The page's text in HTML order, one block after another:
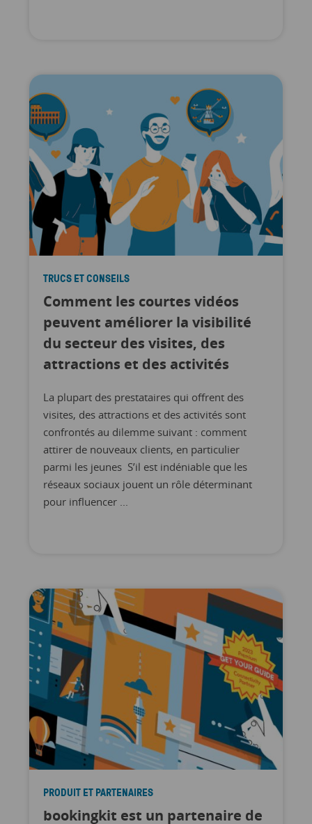
TRUCS ET CONSEILS
Comment les courtes vidéos
peuvent améliorer la visibilité
du secteur des visites, des
attractions et des activités
La plupart des prestataires qui offrent des
visites, des attractions et des activités sont
confrontés au dilemme suivant : comment
attirer de nouveaux clients, en particulier
parmi les jeunes S’il est indéniable que les
réseaux sociaux jouent un rôle déterminant
pour influencer ...
PRODUIT ET PARTENAIRES
bookingkit est un partenaire de